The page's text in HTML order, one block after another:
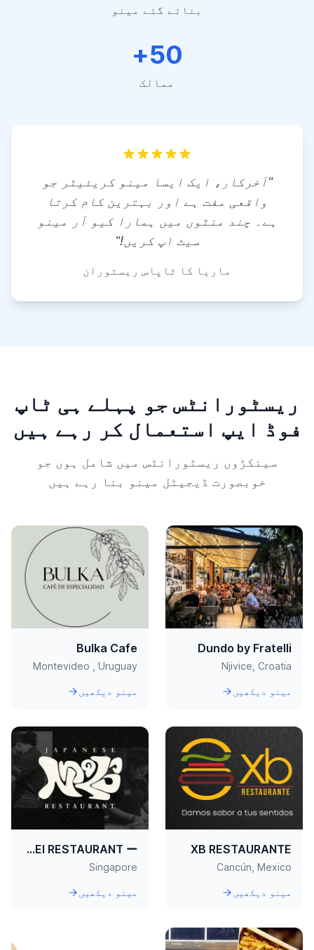
بنائے گئے مینو
50+
ممالک
"آخرکار، ایک ایسا مینو کریئیٹر جو
واقعی مفت ہے اور بہترین کام کرتا
ہے۔ چند منٹوں میں ہمارا کیو آر مینو
سیٹ اپ کریں!"
ماریا کا ٹاپاس ریستوران
ریسٹورانٹس جو پہلے ہی ٹاپ
فوڈ ایپ استعمال کر رہے ہیں
سینکڑوں ریسٹورانٹس میں شامل ہوں جو
خوبصورت ڈیجیٹل مینو بنا رہے ہیں
Dundo by Fratelli
Njivice, Croatia
مینو دیکھیں
Bulka Cafe
Montevideo , Uruguay
مینو دیکھیں
XB RESTAURANTE
Cancún, Mexico
مینو دیکھیں
ー TEPPEI RESTAURANT ー
Singapore
مینو دیکھیں